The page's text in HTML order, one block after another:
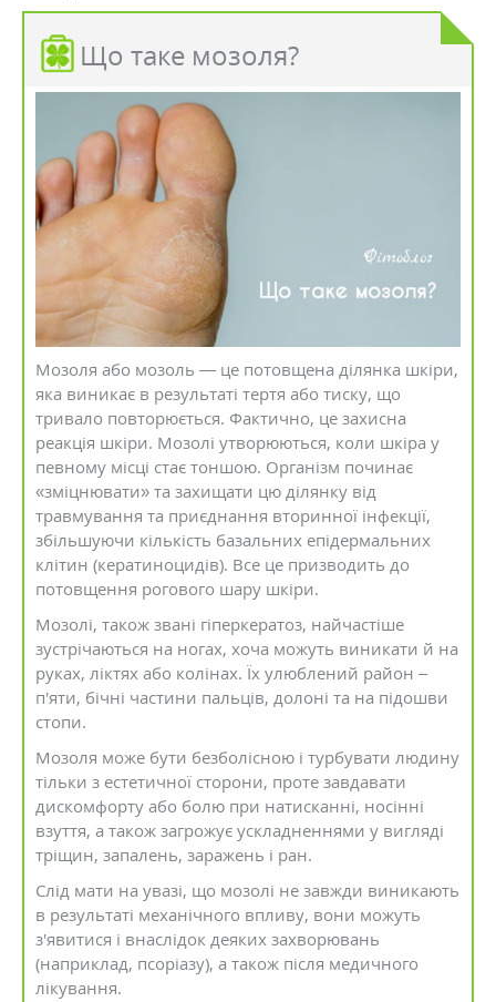
Що таке мозоля?
Мозоля або мозоль — це потовщена ділянка шкіри,
яка виникає в результаті тертя або тиску, що
тривало повторюється. Фактично, це захисна
реакція шкіри. Мозолі утворюються, коли шкіра у
певному місці стає тоншою. Організм починає
«зміцнювати» та захищати цю ділянку від
травмування та приєднання вторинної інфекції,
збільшуючи кількість базальних епідермальних
клітин (кератиноцидів). Все це призводить до
потовщення рогового шару шкіри.
Мозолі, також звані гіперкератоз, найчастіше
зустрічаються на ногах, хоча можуть виникати й на
руках, ліктях або колінах. Їх улюблений район –
п'яти, бічні частини пальців, долоні та на підошви
стопи.
Мозоля може бути безболісною і турбувати людину
тільки з естетичної сторони, проте завдавати
дискомфорту або болю при натисканні, носінні
взуття, а також загрожує ускладненнями у вигляді
тріщин, запалень, заражень і ран.
Слід мати на увазі, що мозолі не завжди виникають
в результаті механічного впливу, вони можуть
з'явитися і внаслідок деяких захворювань
(наприклад, псоріазу), а також після медичного
лікування.